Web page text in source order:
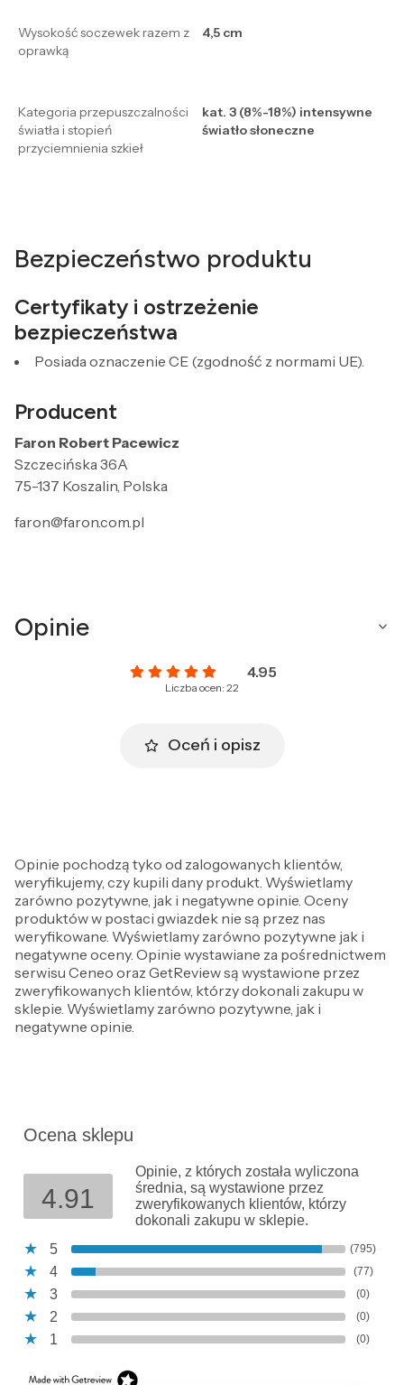
Wysokość soczewek razem z
oprawką
4,5 cm
Kategoria przepuszczalności
światła i stopień
przyciemnienia szkieł
kat. 3 (8%-18%) intensywne
światło słoneczne
Bezpieczeństwo produktu
Certyfikaty i ostrzeżenie
bezpieczeństwa
Posiada oznaczenie CE (zgodność z normami UE).
Producent
Faron Robert Pacewicz
Szczecińska 36A
75-137 Koszalin, Polska
faron@faron.com.pl
Opinie
4.95
Liczba ocen: 22
Oceń i opisz
Opinie pochodzą tyko od zalogowanych klientów,
weryfikujemy, czy kupili dany produkt. Wyświetlamy
zarówno pozytywne, jak i negatywne opinie. Oceny
produktów w postaci gwiazdek nie są przez nas
weryfikowane. Wyświetlamy zarówno pozytywne jak i
negatywne oceny. Opinie wystawiane za pośrednictwem
serwisu Ceneo oraz GetReview są wystawione przez
zweryfikowanych klientów, którzy dokonali zakupu w
sklepie. Wyświetlamy zarówno pozytywne, jak i
negatywne opinie.
Ocena sklepu
4.91
Opinie, z których została wyliczona
średnia, są wystawione przez
zweryfikowanych klientów, którzy
dokonali zakupu w sklepie.
5
(795)
4 (77)
3 (0)
2 (0)
1 (0)